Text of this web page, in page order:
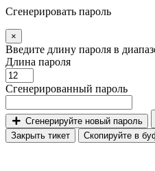
Сгенерировать пароль
×
Введите длину пароля в
Длина пароля
Сгенерированный пароль
Сгенерируйте новый пароль
Закрыть тикет
Скопируйте в